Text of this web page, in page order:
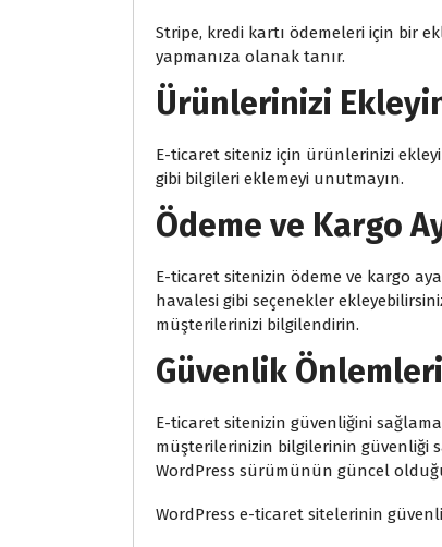
Stripe, kredi kartı ödemeleri için bir
yapmanıza olanak tanır.
Ürünlerinizi
E-ticaret siteniz için ürünlerinizi
gibi bilgileri eklemeyi unutmayın.
Ödeme ve Kargo
E-ticaret sitenizin ödeme ve kargo
havalesi gibi seçenekler
müşterilerinizi bilgilendirin.
Güvenlik
E-ticaret sitenizin güvenliğini
müşterilerinizin bilgilerinin güvenliği
WordPress sürümünün güncel
WordPress e-ticaret sitelerinin